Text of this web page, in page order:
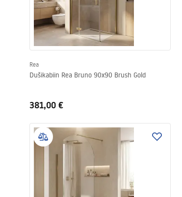
Vannitoa segistid
Vannitoas dušid
Rea
Dušikabiin Rea Bruno 90x90 Brush Gold
381,00 €